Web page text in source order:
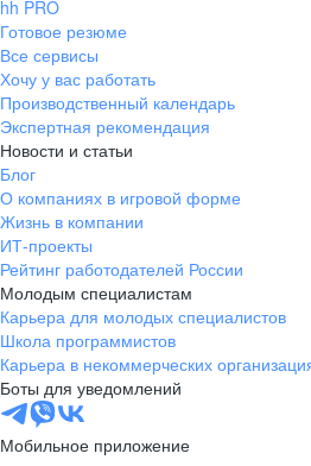
hh PRO
Готовое резюме
Все сервисы
Хочу у вас работать
Производственный календарь
Экспертная рекомендация
Новости и статьи
Блог
О компаниях в игровой форме
Жизнь в компании
ИТ-проекты
Рейтинг работодателей России
Молодым специалистам
Карьера для молодых специалистов
Школа программистов
Карьера в некоммерческих
Боты для уведомлений
Мобильное приложение